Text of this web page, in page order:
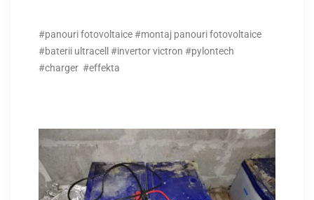
#panouri fotovoltaice #montaj panouri fotovoltaice
#baterii ultracell #invertor victron #pylontech
#charger #effekta